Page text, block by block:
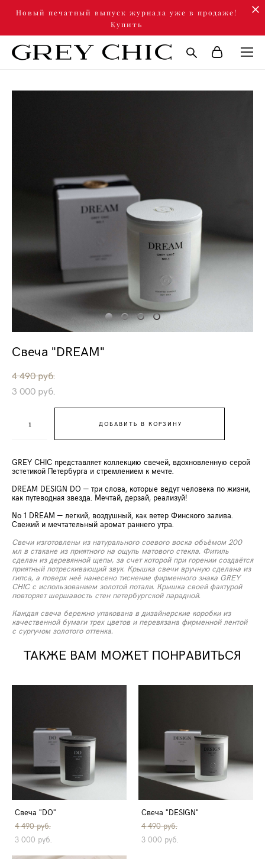
Новый печатный выпуск журнала уже в продаже!
Купить
Свеча "DREAM"
4 490 pуб.
3 000 pуб.
ДОБАВИТЬ В КОРЗИНУ
GREY CHIC представляет коллекцию свечей, вдохновленную серой
эстетикой Петербурга и стремлением к мечте.
DREAM DESIGN DO — три слова, которые ведут человека по жизни,
как путеводная звезда. Мечтай, дерзай, реализуй!
No 1 DREAM — легкий, воздушный, как ветер Финского залива.
Свежий и мечтательный аромат раннего утра.
Свечи изготовлены из натурального соевого воска объёмом 200
мл в стакане из приятного на ощупь матового стекла. Фитиль
сделан из деревянной щепы, за счет которой при горении создаётся
приятный потрескивающий звук. Крышка свечи вручную сделана из
гипса, а поверх неё нанесено тиснение фирменного знака GREY
CHIC c использованием золотой потали. Крышка своей фактурой
повторяет шершавость стен петербургской парадной.
Каждая свеча бережно упакована в дизайнерские коробки из
качественной бумаги трех цветов и перевязана фирменной лентой
с сургучом золотого оттенка.
ТАКЖЕ ВАМ МОЖЕТ ПОНРАВИТЬСЯ
Свеча "DO"
4 490 pуб.
3 000 pуб.
Свеча "DESIGN"
4 490 pуб.
3 000 pуб.